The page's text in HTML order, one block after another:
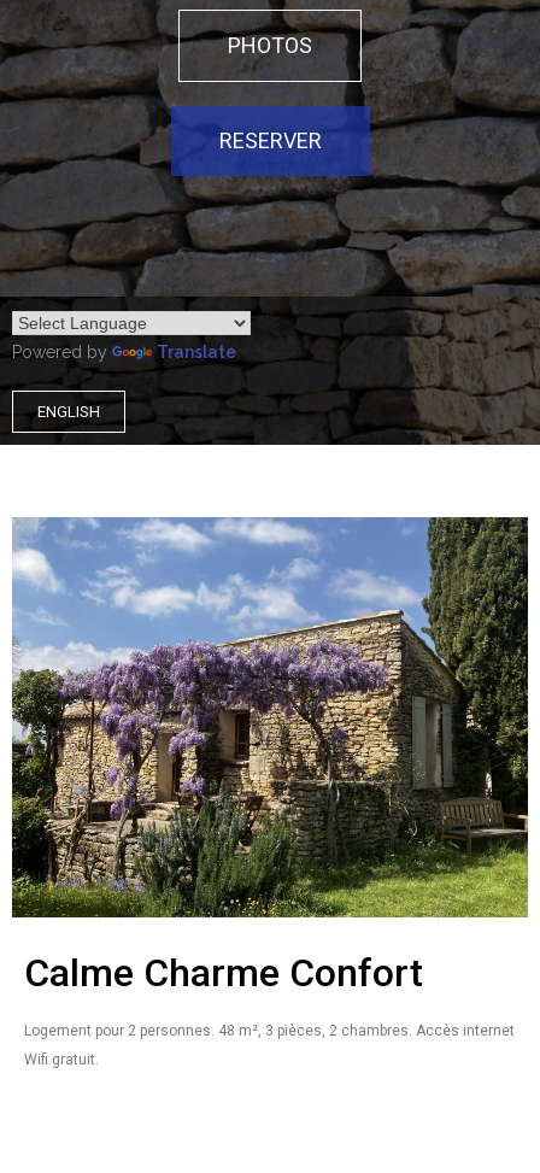
PHOTOS
RESERVER
ENGLISH
Powered by Translate
Calme Charme Confort
Logement pour 2 personnes. 48 m², 3 pièces, 2 chambres. Accès internet
Wifi gratuit.